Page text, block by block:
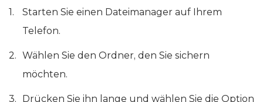
Starten Sie einen Dateimanager auf Ihrem
Telefon.
Wählen Sie den Ordner, den Sie sichern
möchten.
Drücken Sie ihn lange und wählen Sie die Option